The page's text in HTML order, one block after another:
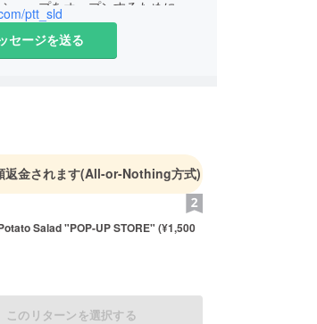
ョップをオープンするために結
ptt_sld
セージを送る
返金されます(All-or-Nothing方式)
Salad "POP-UP STORE" (¥1,500
このリターンを選択する